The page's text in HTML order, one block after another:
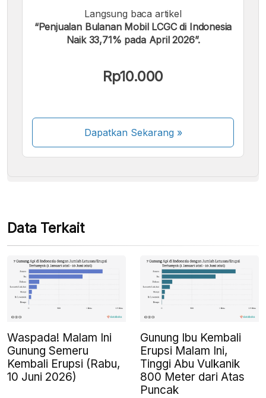
Langsung baca artikel
“Penjualan Bulanan Mobil LCGC di Indonesia
Naik 33,71% pada April 2026”.
Rp10.000
Dapatkan Sekarang»
Beberapa metode pembayaran masih dalam
Data Terkait
Waspada! Malam Ini
Gunung Semeru
Kembali Erupsi (Rabu,
10 Juni 2026)
Gunung Ibu Kembali
Erupsi Malam Ini,
Tinggi Abu Vulkanik
800 Meter dari Atas
Puncak